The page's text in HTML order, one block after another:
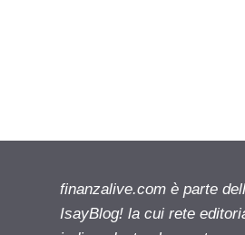
finanzalive.com è parte
IsayBlog! la cui rete